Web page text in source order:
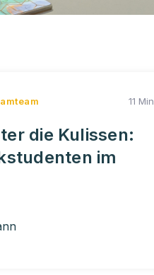
11 Min
die Kulissen:
im